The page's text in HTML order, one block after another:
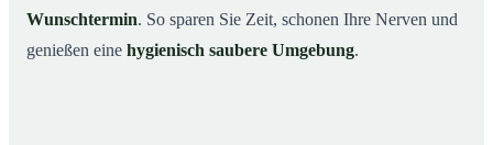
Wunschtermin. So sparen Sie Zeit, schonen Ihre Nerven und
genießen eine hygienisch saubere Umgebung.